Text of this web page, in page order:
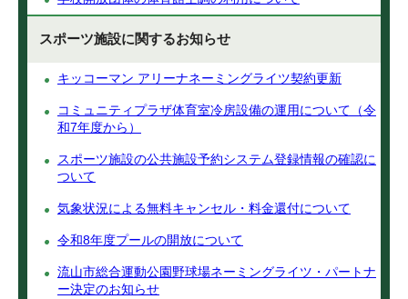
スポーツ施設に関するお知らせ
キッコーマン アリーナネーミングライツ契約更新
コミュニティプラザ体育室冷房設備の運用について（令
和7年度から）
スポーツ施設の公共施設予約システム登録情報の確認に
ついて
気象状況による無料キャンセル・料金還付について
令和8年度プールの開放について
流山市総合運動公園野球場ネーミングライツ・パートナ
ー決定のお知らせ